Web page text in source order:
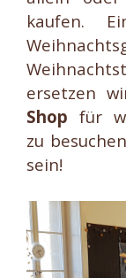
kaufen.
ersetzen
Shop für
zu
sein!